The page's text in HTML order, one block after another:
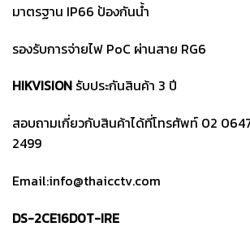
มาตรฐาน IP66 ป้องกันน้ำ
รองรับการจ่ายไฟ PoC ผ่านสาย RG6
HIKVISION รับประกันสินค้า 3 ปี
สอบถามเกี่ยวกับสินค้าได้ที่โทรศัพท์ 02
2499
Email:info@thaicctv.com
DS-2CE16D0T-IRE